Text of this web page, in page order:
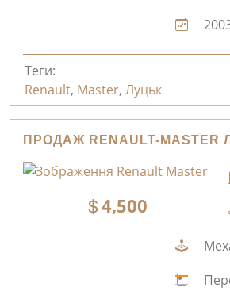
Теги:
Renault, Master, Луцьк
ПРОДАЖ RENAULT-MASTER
4,500